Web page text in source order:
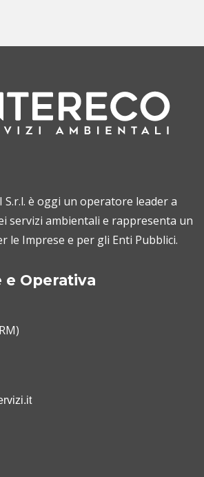
S.r.l. è oggi un operatore leader a
servizi ambientali e rappresenta un
le Imprese e per gli Enti Pubblici.
e Operativa